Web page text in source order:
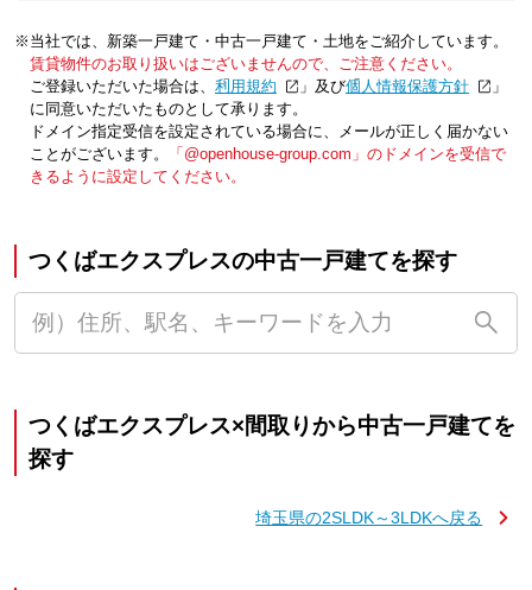
※当社では、新築一戸建て・中古一戸建て・土地をご紹介しています。
賃貸物件のお取り扱いはございませんので、ご注意ください。
ご登録いただいた場合は、「利用規約 」及び「個人情報保護方針
」
に同意いただいたものとして承ります。
ドメイン指定受信を設定されている場合に、メールが正しく届かない
ことがございます。
「@openhouse-group.com」のドメインを受信で
きるように設定してください。
つくばエクスプレスの中古一戸建てを探す
つくばエクスプレス×間取りから中古一戸建てを
探す
埼玉県の2SLDK～3LDKへ戻る